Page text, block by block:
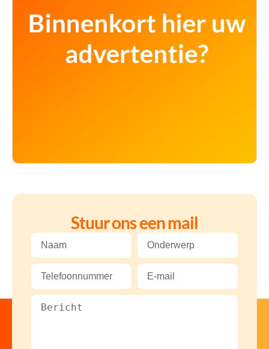
Stuur ons een mail